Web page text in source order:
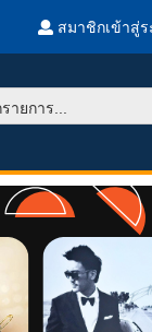
สมาชิกเข้าสู่ร